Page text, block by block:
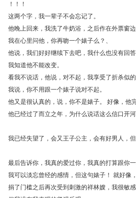
！！！
这两个字，我一辈子不会忘记了。
他晚上回来，我洗了牛奶浴，之后作在外票窗
我在心里问他，你再吻一个婊子么？、
他说，我们好好继续下去吧，我什么也没有回
我知道他不能改变。
看我不说话，他说，对不起，我享受了折杀似
我说，你不用跟一个婊子说对不起。
他又是很认真的，说，你不是婊子。 好像，他
他已经过了而立之年，为什么说话这么信口开河
我已经失望了，会又王子公主，会有好男人，但
最后告诉你，我真的爱过你，我真的打算跟你
我可以淡忘曾经的感情，但这句婊子！ 就好像，
捐了门槛之后再次受到刺激的祥林嫂，我很敏